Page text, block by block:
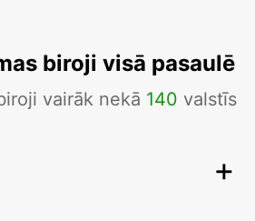
biroji visā pasaulē
vairāk nekā 140 valstīs